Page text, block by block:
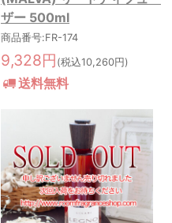
ザー 500ml
商品番号:FR-174
9,328円 (税込10,260円)
送料無料